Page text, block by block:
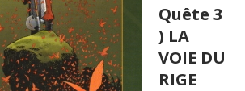
Quête 3
) LA
VOIE DU
RIGE